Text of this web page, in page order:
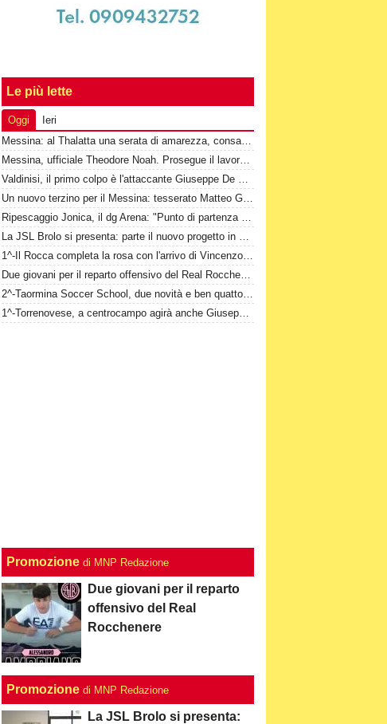
Le più lette
Oggi
Ieri
Messina: al Thalatta una serata di amarezza, consapevolezza e speranza
Messina, ufficiale Theodore Noah. Prosegue il lavoro a Cascia
Valdinisi, il primo colpo è l'attaccante Giuseppe De Marco
Un nuovo terzino per il Messina: tesserato Matteo Guerriero
Ripescaggio Jonica, il dg Arena: "Punto di partenza di un nuovo percorso"
La JSL Brolo si presenta: parte il nuovo progetto in Promozione
1^-Il Rocca completa la rosa con l'arrivo di Vincenzo Di Marco
Due giovani per il reparto offensivo del Real Rocchenere
2^-Taormina Soccer School, due novità e ben quattordici conferme
1^-Torrenovese, a centrocampo agirà anche Giuseppe Masi
Promozione di MNP Redazione
Due giovani per il reparto
offensivo del Real
Rocchenere
Promozione di MNP Redazione
La JSL Brolo si presenta: